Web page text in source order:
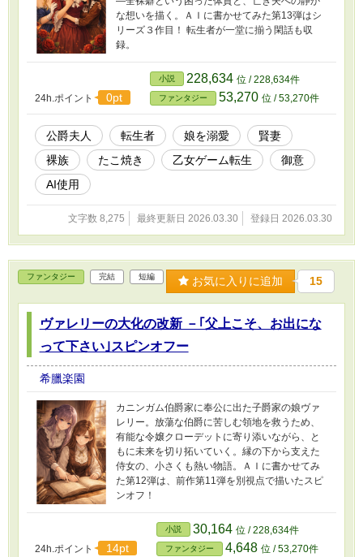
な想いを描く。ＡＩに書かせてみた第13弾はシ
リーズ３作目！ 転生者が一堂に揃う閑話も収
録。
24h.ポイント 0pt
小説 228,634 位 / 228,634件
ファンタジー 53,270 位 / 53,270件
公爵夫人 転生者 娘を溺愛
賢妻
裸族
たこ焼き 乙女ゲーム転生
御意
AI使用
文字数 8,275 最終更新日 2026.03.30 登録日 2026.03.30
ファンタジー 完結 短編 お気に入りに追加 15
ヴァレリーの大化の改新 －｢父上こそ、お出にな
って下さい｣スピンオフー
希臘楽園
カニンガム伯爵家に奉公に出た子爵家の娘ヴァ
レリー。放蕩な伯爵に苦しむ領地を救うため、
有能な令嬢クローデットに寄り添いながら、と
もに未来を切り拓いていく。縁の下から支えた
侍女の、小さくも熱い物語。ＡＩに書かせてみ
た第12弾は、前作第11弾を別視点で描いたスピ
ンオフ！
24h.ポイント 14pt
小説 30,164 位 / 228,634件
ファンタジー 4,648 位 / 53,270件